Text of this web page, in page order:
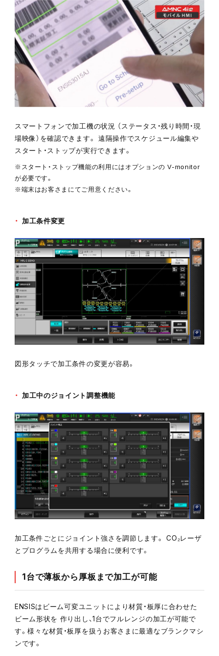
スマートフォンで加工機の状況 （ステータス・残り時間・現
場映像）を確認できます。 遠隔操作でスケジュール編集や
スタート・ストップが実行できます。
※スタート・ストップ機能の利用にはオプションの V-monitor
が必要です。
※端末はお客さまにてご用意ください。
加工条件変更
図形タッチで加工条件の変更が容易。
加工中のジョイント調整機能
加工条件ごとにジョイント強さを調節します。 CO₂レーザ
とプログラムを共用する場合に便利です。
1台で薄板から厚板まで加工が可能
ENSISはビーム可変ユニットにより材質・板厚に合わせた
ビーム形状を 作り出し、1台でフルレンジの加工が可能で
す。様々な材質・板厚を扱うお客さまに最適なブランクマシ
ンです。